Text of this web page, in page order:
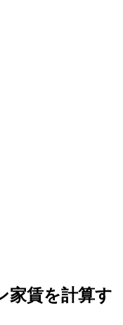
家賃を計算す